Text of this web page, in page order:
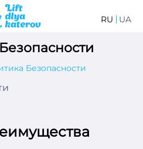
RU UA
Безопасности